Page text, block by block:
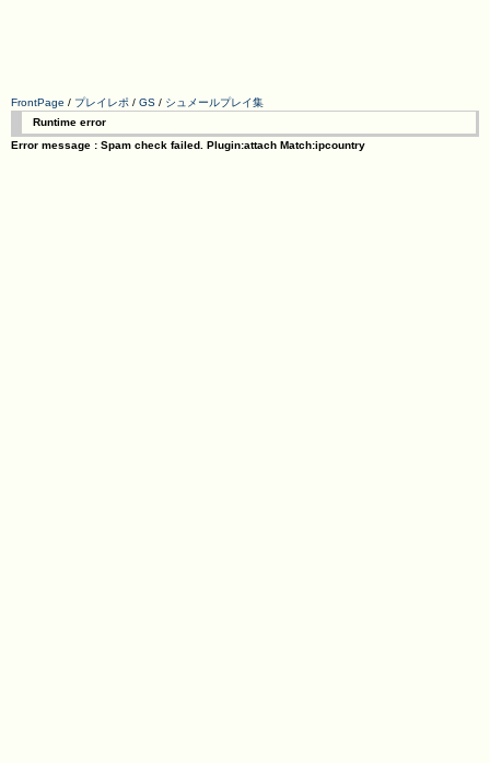
FrontPage / プレイレポ / GS / シュメールプレイ集
Runtime error
Error message : Spam check failed. Plugin:attach Match:ipcountry